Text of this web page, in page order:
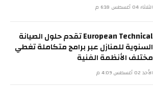
الثلاثاء 04 أغسطس 6:18 م
European Technical تقدم حلول الصيانة
السنوية للمنازل عبر برامج متكاملة تغطي
مختلف الأنظمة الفنية
الأحد 02 أغسطس 4:09 م